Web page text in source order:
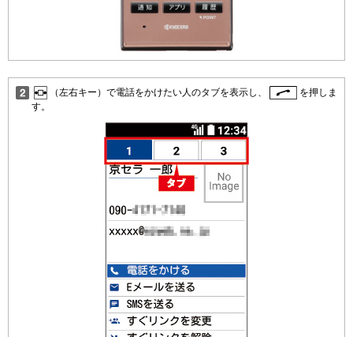
（左右キー）で電話をかけたい人のタブを表示し、
を押しま
す。